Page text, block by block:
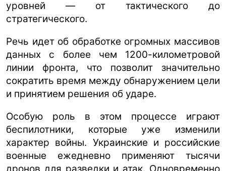
уровней — от тактического до
стратегического.
Речь идет об обработке огромных массивов
данных с более чем 1200-километровой
линии фронта, что позволит значительно
сократить время между обнаружением цели
и принятием решения об ударе.
Особую роль в этом процессе играют
беспилотники, которые уже изменили
характер войны. Украинские и российские
военные ежедневно применяют тысячи